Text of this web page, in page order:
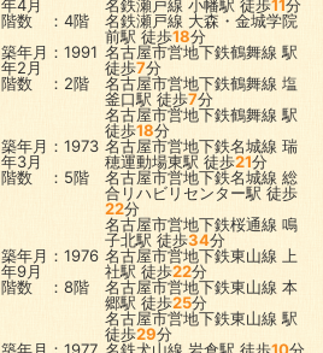
年4月
階数 ：4階
名鉄瀬戸線 小幡駅 徒歩11分
名鉄瀬戸線 大森・金城学院
前駅 徒歩18分
築年月：1991
年2月
階数 ：2階
名古屋市営地下鉄鶴舞線 駅
徒歩7分
名古屋市営地下鉄鶴舞線 塩
釜口駅 徒歩7分
名古屋市営地下鉄鶴舞線 駅
徒歩18分
築年月：1973
年3月
階数 ：5階
名古屋市営地下鉄名城線 瑞
穂運動場東駅 徒歩21分
名古屋市営地下鉄名城線 総
合リハビリセンター駅 徒歩
22分
名古屋市営地下鉄桜通線 鳴
子北駅 徒歩34分
築年月：1976
年9月
階数 ：8階
名古屋市営地下鉄東山線
上
社駅 徒歩22分
名古屋市営地下鉄東山線 本
郷駅 徒歩25分
名古屋市営地下鉄東山線 駅
徒歩29分